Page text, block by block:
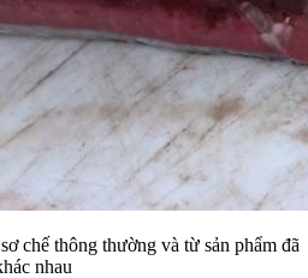
chế thông thường và từ sản phẩm đã
nhau